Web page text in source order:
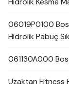
06019P0100
Hidrolik Pabuç
061130A000
Uzaktan Fitness